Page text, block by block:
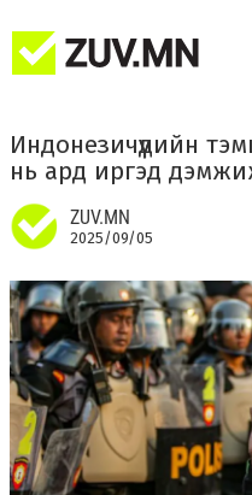
Индонезичүүдийн
нь ард иргэд
ZUV.MN
2025/09/05